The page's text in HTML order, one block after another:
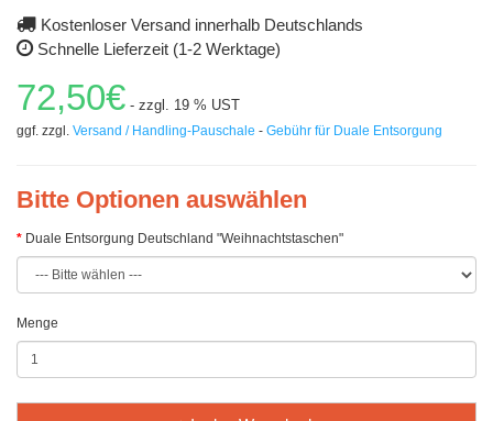
Kostenloser Versand innerhalb Deutschlands
Schnelle Lieferzeit (1-2 Werktage)
72,50€ - zzgl. 19 % UST
ggf. zzgl. Versand / Handling-Pauschale - Gebühr für Duale Entsorgung
Bitte Optionen auswählen
Duale Entsorgung Deutschland "Weihnachtstaschen"
Menge